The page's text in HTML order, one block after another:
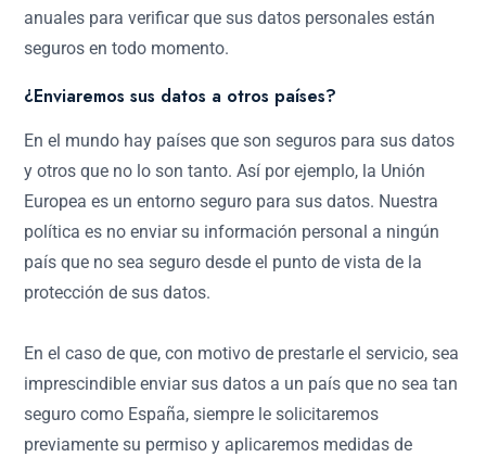
anuales para verificar que sus datos personales están
seguros en todo momento.
¿Enviaremos sus datos a otros países?
En el mundo hay países que son seguros para sus datos
y otros que no lo son tanto. Así por ejemplo, la Unión
Europea es un entorno seguro para sus datos. Nuestra
política es no enviar su información personal a ningún
país que no sea seguro desde el punto de vista de la
protección de sus datos.
En el caso de que, con motivo de prestarle el servicio, sea
imprescindible enviar sus datos a un país que no sea tan
seguro como España, siempre le solicitaremos
previamente su permiso y aplicaremos medidas de